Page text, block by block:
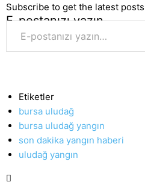
Subscribe to get the latest
E-postanızı yazın…
Etiketler
bursa uludağ
bursa uludağ yangın
son dakika yangın haberi
uludağ yangın